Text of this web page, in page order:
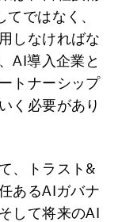
ではなく、
しなければな
AI導入企業と
トナーシップ
く必要があり
、トラスト&
あるAIガバナ
して将来のAI